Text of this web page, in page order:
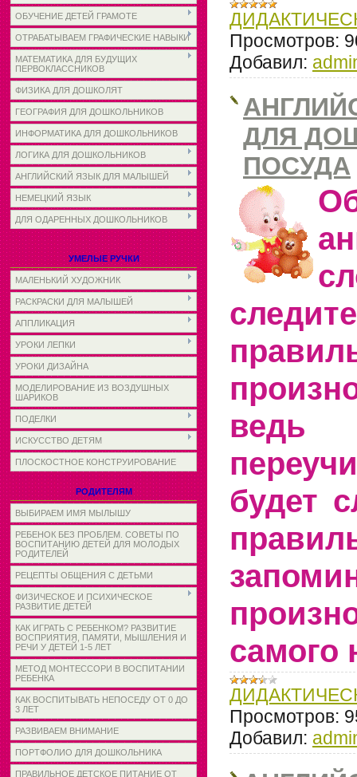
ОБУЧЕНИЕ ДЕТЕЙ ГРАМОТЕ
ОТРАБАТЫВАЕМ ГРАФИЧЕСКИЕ НАВЫКИ
МАТЕМАТИКА ДЛЯ БУДУЩИХ
ПЕРВОКЛАССНИКОВ
ФИЗИКА ДЛЯ ДОШКОЛЯТ
ГЕОГРАФИЯ ДЛЯ ДОШКОЛЬНИКОВ
ИНФОРМАТИКА ДЛЯ ДОШКОЛЬНИКОВ
ЛОГИКА ДЛЯ ДОШКОЛЬНИКОВ
АНГЛИЙСКИЙ ЯЗЫК ДЛЯ МАЛЫШЕЙ
НЕМЕЦКИЙ ЯЗЫК
ДЛЯ ОДАРЕННЫХ ДОШКОЛЬНИКОВ
УМЕЛЫЕ РУЧКИ
МАЛЕНЬКИЙ ХУДОЖНИК
РАСКРАСКИ ДЛЯ МАЛЫШЕЙ
АППЛИКАЦИЯ
УРОКИ ЛЕПКИ
УРОКИ ДИЗАЙНА
МОДЕЛИРОВАНИЕ ИЗ ВОЗДУШНЫХ
ШАРИКОВ
ПОДЕЛКИ
ИСКУССТВО ДЕТЯМ
ПЛОСКОСТНОЕ КОНСТРУИРОВАНИЕ
РОДИТЕЛЯМ
ВЫБИРАЕМ ИМЯ МЫЛЫШУ
РЕБЕНОК БЕЗ ПРОБЛЕМ. СОВЕТЫ ПО
ВОСПИТАНИЮ ДЕТЕЙ ДЛЯ МОЛОДЫХ
РОДИТЕЛЕЙ
РЕЦЕПТЫ ОБЩЕНИЯ С ДЕТЬМИ
ФИЗИЧЕСКОЕ И ПСИХИЧЕСКОЕ
РАЗВИТИЕ ДЕТЕЙ
КАК ИГРАТЬ С РЕБЕНКОМ? РАЗВИТИЕ
ВОСПРИЯТИЯ, ПАМЯТИ, МЫШЛЕНИЯ И
РЕЧИ У ДЕТЕЙ 1-5 ЛЕТ
МЕТОД МОНТЕССОРИ В ВОСПИТАНИИ
РЕБЕНКА
КАК ВОСПИТЫВАТЬ НЕПОСЕДУ ОТ 0 ДО
3 ЛЕТ
РАЗВИВАЕМ ВНИМАНИЕ
ПОРТФОЛИО ДЛЯ ДОШКОЛЬНИКА
ПРАВИЛЬНОЕ ДЕТСКОЕ ПИТАНИЕ ОТ
Просмотров:
Добавил:
ДЛЯ
ПОСУДА
ведь
будет
самого
Просмотров:
Добавил: